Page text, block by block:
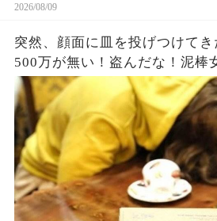
2026/08/09
突然、顔面に皿を投げつけて
500万が無い！盗んだな！泥棒
連行されそうだったので、私「
するね」夫「え、動画？」結果